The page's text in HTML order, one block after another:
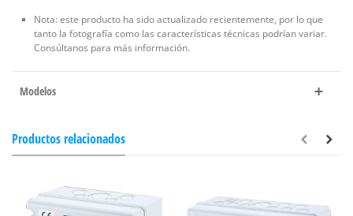
Nota: este producto ha sido actualizado recientemente, por lo que
tanto la fotografía como las características técnicas podrían variar.
Consúltanos para más información.
Modelos
Productos relacionados